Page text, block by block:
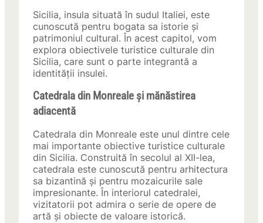
Sicilia, insula situată în sudul Italiei, este
cunoscută pentru bogata sa istorie și
patrimoniul cultural. În acest capitol, vom
explora obiectivele turistice culturale din
Sicilia, care sunt o parte integrantă a
identității insulei.
Catedrala din Monreale și mănăstirea
adiacentă
Catedrala din Monreale este unul dintre cele
mai importante obiective turistice culturale
din Sicilia. Construită în secolul al XII-lea,
catedrala este cunoscută pentru arhitectura
sa bizantină și pentru mozaicurile sale
impresionante. În interiorul catedralei,
vizitatorii pot admira o serie de opere de
artă și obiecte de valoare istorică.